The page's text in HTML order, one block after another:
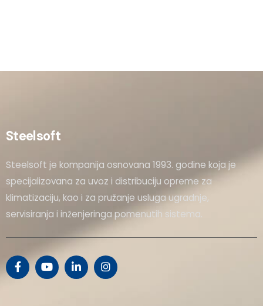
Steelsoft
Steelsoft je kompanija osnovana 1993. godine koja je
specijalizovana za uvoz i distribuciju opreme za
klimatizaciju, kao i za pružanje usluga ugradnje,
servisiranja i inženjeringa pomenutih sistema.